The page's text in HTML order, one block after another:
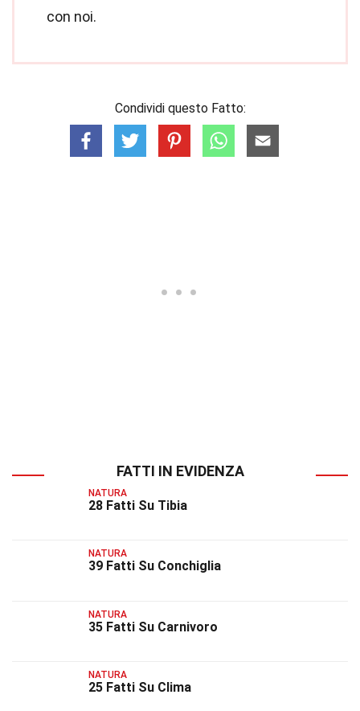
con noi.
Condividi questo Fatto:
FATTI IN EVIDENZA
NATURA
28 Fatti Su Tibia
NATURA
39 Fatti Su Conchiglia
NATURA
35 Fatti Su Carnivoro
NATURA
25 Fatti Su Clima